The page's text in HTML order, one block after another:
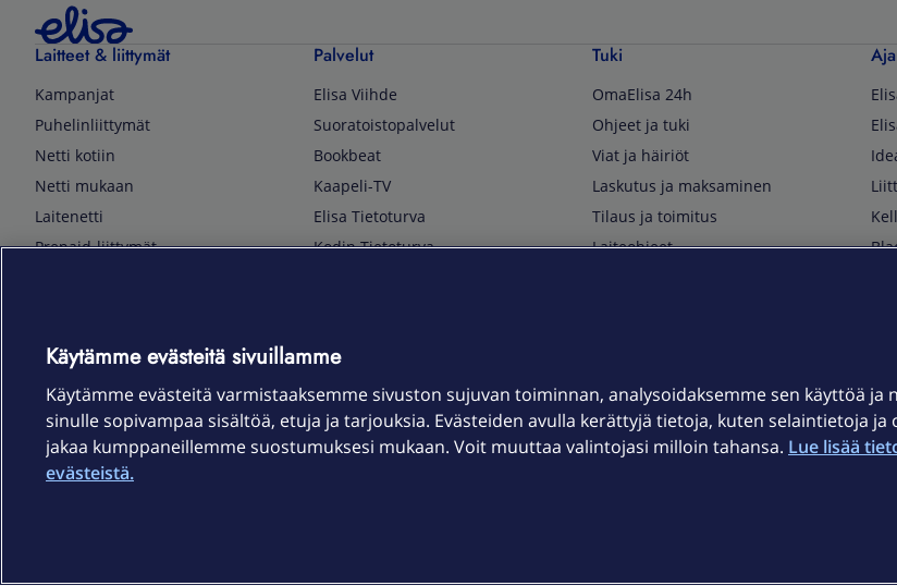
Laitteet & liittymät
Kampanjat
Puhelinliittymät
Netti kotiin
Netti mukaan
Laitenetti
Prepaid-liittymät
TV & audio
Kodinkoneet
Kamerat ja dronet
Kellot ja rannekkeet
Palvelut
Elisa Viihde
Suoratoistopalvelut
Bookbeat
Kaapeli-TV
Elisa Tietoturva
Kodin Tietoturva
Elisa Kotiverkko
Elisa Pilvilinna
Elisa Laiteturva
Elisa Rinnakkaisliittymät
Tuki
OmaElisa 24h
Ohjeet ja tuki
Viat ja häiriöt
Laskutus ja maksaminen
Tilaus ja toimitus
Laiteohjeet
Kuuluvuuskartta
Asiakastiedotteet
OmaElisa-sovellus
Käytämme evästeitä sivuillamme
Käytämme evästeitä varmistaaksemme sivuston sujuvan toiminnan, analysoidaksemme sen käyttöä ja
sinulle sopivampaa sisältöä, etuja ja tarjouksia. Evästeiden avulla kerättyjä tietoja, kuten selaintietoja ja
jakaa kumppaneillemme suostumuksesi mukaan. Voit muuttaa valintojasi milloin tahansa. Lue lisää
evästeistä.